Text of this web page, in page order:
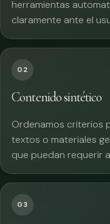
herramientas
claramente ante el
02
Contenido sintético
Ordenamos criterios
textos o materiales
que puedan requerir
03